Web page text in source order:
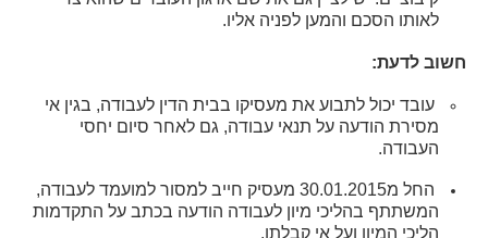
לאותו הסכם והמען לפניה אליו.
חשוב לדעת:
עובד יכול לתבוע את מעסיקו בבית הדין לעבודה, בגין אי
מסירת הודעה על תנאי עבודה, גם לאחר סיום יחסי
העבודה.
החל מ30.01.2015 מעסיק חייב למסור למועמד לעבודה,
המשתתף בהליכי מיון לעבודה הודעה בכתב על התקדמות
הליכי המיון ועל אי קבלתו.